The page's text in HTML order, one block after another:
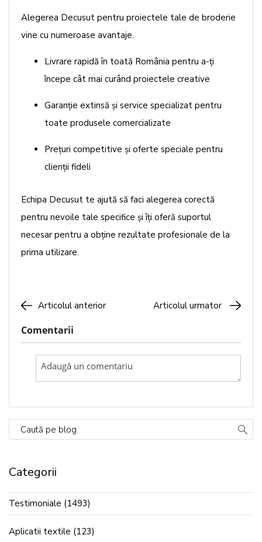
Alegerea Decusut pentru proiectele tale de broderie
vine cu numeroase avantaje.
Livrare rapidă în toată România pentru a-ți
începe cât mai curând proiectele creative
Garanție extinsă și service specializat pentru
toate produsele comercializate
Prețuri competitive și oferte speciale pentru
clienții fideli
Echipa Decusut te ajută să faci alegerea corectă
pentru nevoile tale specifice și îți oferă suportul
necesar pentru a obține rezultate profesionale de la
prima utilizare.
Articolul anterior Articolul urmator
Comentarii
Caută pe blog
Categorii
Testimoniale (1493)
Aplicatii textile (123)